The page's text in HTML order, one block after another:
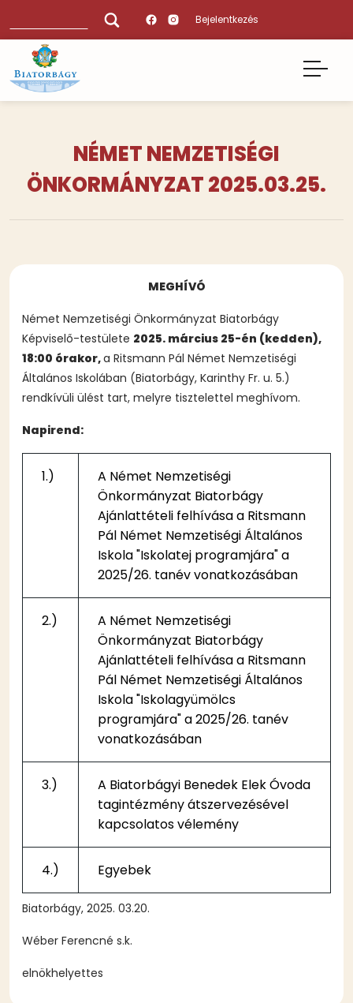
tartalomra
Bejelentkezés
NÉMET NEMZETISÉGI
ÖNKORMÁNYZAT 2025.03.25.
MEGHÍVÓ
Német Nemzetiségi Önkormányzat Biatorbágy
Képviselő-testülete 2025. március 25-én (kedden),
18:00 órakor,a Ritsmann Pál Német Nemzetiségi
Általános Iskolában (Biatorbágy, Karinthy Fr. u. 5.)
rendkívüli ülést tart, melyre tisztelettel meghívom.
Napirend:
1.)
A Német Nemzetiségi
Önkormányzat Biatorbágy
Ajánlattételi felhívása a Ritsmann
Pál Német Nemzetiségi Általános
Iskola "Iskolatej programjára" a
2025/26. tanév vonatkozásában
2.)
A Német Nemzetiségi
Önkormányzat Biatorbágy
Ajánlattételi felhívása a Ritsmann
Pál Német Nemzetiségi Általános
Iskola "Iskolagyümölcs
programjára" a 2025/26. tanév
vonatkozásában
3.)
A Biatorbágyi Benedek Elek Óvoda
tagintézmény átszervezésével
kapcsolatos vélemény
4.) Egyebek
Biatorbágy, 2025. 03.20.
Wéber Ferencné s.k.
elnökhelyettes